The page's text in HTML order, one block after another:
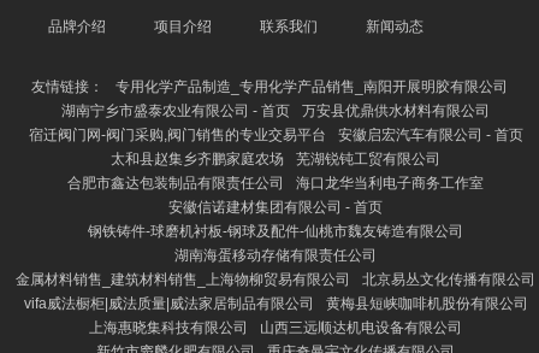
品牌介绍 项目介绍 联系我们 新闻动态
友情链接：
专用化学产品制造_专用化学产品销售_南阳开展明胶有限公司
湖南宁乡市盛泰农业有限公司 - 首页
万安县优鼎供水材料有限公司
宿迁阀门网-阀门采购,阀门销售的专业交易平台
安徽启宏汽车有限公司 - 首页
太和县赵集乡齐鹏家庭农场
芜湖锐钝工贸有限公司
合肥市鑫达包装制品有限责任公司
海口龙华当利电子商务工作室
安徽信诺建材集团有限公司 - 首页
钢铁铸件-球磨机衬板-钢球及配件-仙桃市魏友铸造有限公司
湖南海蛋移动存储有限责任公司
金属材料销售_建筑材料销售_上海物柳贸易有限公司
北京易丛文化传播有限公司
vifa威法橱柜|威法质量|威法家居制品有限公司
黄梅县短峡咖啡机股份有限公司
上海惠晓集科技有限公司
山西三远顺达机电设备有限公司